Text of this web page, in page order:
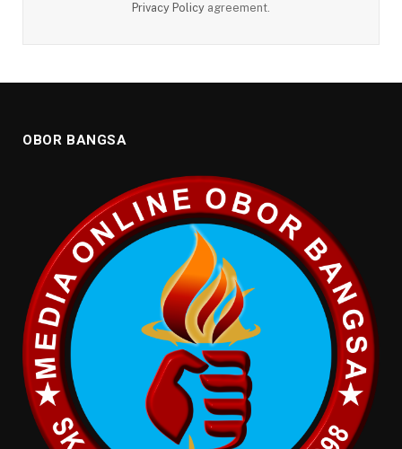
Privacy Policy agreement.
OBOR BANGSA